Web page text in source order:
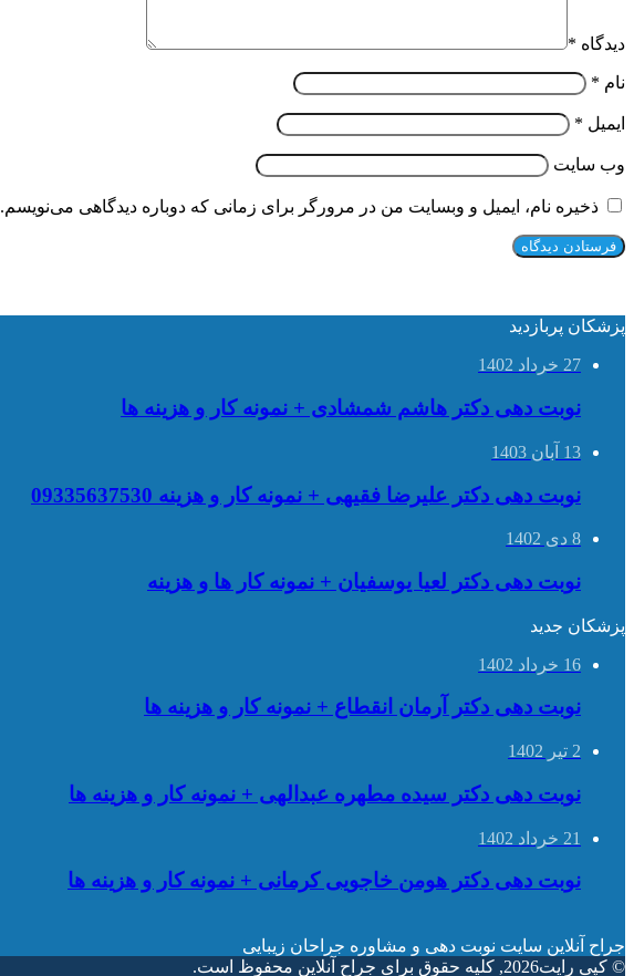
دیدگاه *
نام *
ایمیل *
وب‌ سایت
ذخیره نام، ایمیل و وبسایت من در مرورگر برای زمانی که دوباره دیدگاهی می‌نویسم.
پزشکان پربازدید
27 خرداد 1402
نوبت دهی دکتر هاشم شمشادی + نمونه کار و هزینه ها
13 آبان 1403
نوبت دهی دکتر علیرضا فقیهی + نمونه کار و هزینه 09335637530
8 دی 1402
نوبت دهی دکتر لعیا یوسفیان + نمونه کار ها و هزینه
پزشکان جدید
16 خرداد 1402
نوبت دهی دکتر آرمان انقطاع + نمونه کار و هزینه ها
2 تیر 1402
نوبت دهی دکتر سیده مطهره عبدالهی + نمونه کار و هزینه ها
21 خرداد 1402
نوبت دهی دکتر هومن خاجویی کرمانی + نمونه کار و هزینه ها
جراح آنلاین سایت نوبت دهی و مشاوره جراحان زیبایی
© کپی رایت2026, کلیه حقوق برای جراح آنلاین محفوظ است.